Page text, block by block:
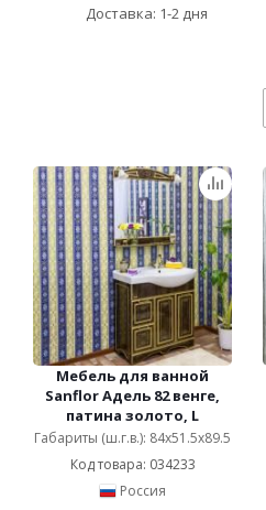
Доставка: 1-2 дня
Мебель для ванной
Sanflor Адель 82 венге,
патина золото, L
Габариты (ш.г.в.): 84x51.5x89.5
Код товара: 034233
Россия